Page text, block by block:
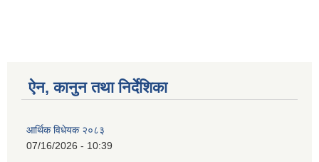
ऐन, कानुन तथा निर्देशिका
आर्थिक विधेयक २०८३
07/16/2026 - 10:39